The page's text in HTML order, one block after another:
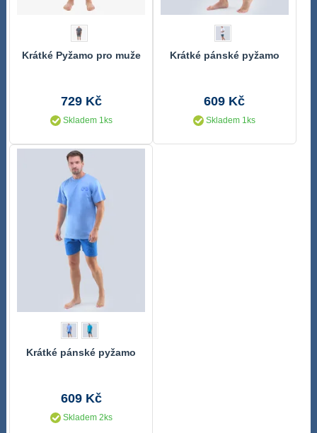
Krátké Pyžamo pro muže
729 Kč
Skladem 1ks
Krátké pánské pyžamo
609 Kč
Skladem 1ks
Krátké pánské pyžamo
609 Kč
Skladem 2ks